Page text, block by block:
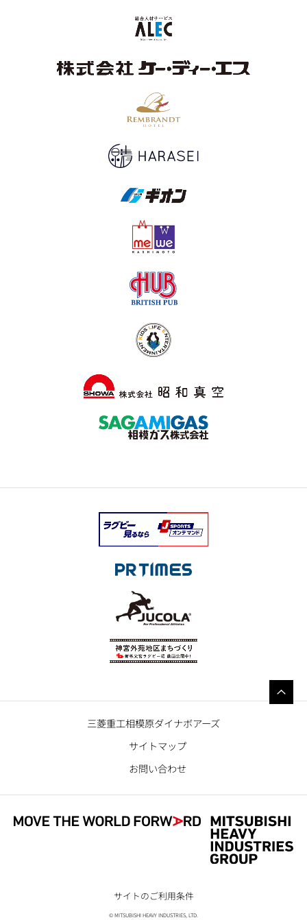
三菱重工相模原ダイナボアーズ
サイトマップ
お問い合わせ
サイトのご利用条件
© MITSUBISHI HEAVY INDUSTRIES, LTD.